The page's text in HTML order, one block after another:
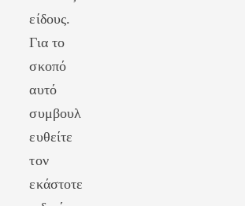
είδους.
Για το
σκοπό
αυτό
συμβουλ
ευθείτε
τον
εκάστοτε